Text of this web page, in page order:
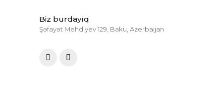
Biz burdayıq
Şəfayət Mehdiyev 129, Baku, Azerbaijan